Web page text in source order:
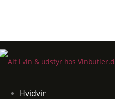
Hvidvin